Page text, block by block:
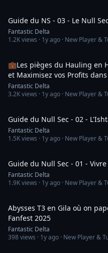
Guide du NS - 03 - Le Null
Fantastic Delta
1.2Kviews · 1y ago · New Player &
💼Les pièges du Hauling en
et Maximisez vos Profits dans
Fantastic Delta
3.2Kviews · 1y ago · New Player &
Guide du Null Sec - 02 -
Fantastic Delta
1.5Kviews · 1y ago · New Player &
Guide du Null Sec - 01 -
Fantastic Delta
1.9Kviews · 1y ago · New Player &
Abysses T3 en Gila où on
Fanfest 2025
Fantastic Delta
398views · 1y ago · New Player &